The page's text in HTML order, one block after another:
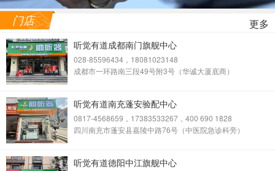
门店 更多
听觉有道成都南门旗舰中心
028-85596434，18081023148
成都市一环路南三段49号附3号（华诚大厦底商）
听觉有道南充蓬安验配中心
0817-4568659，17383533267，400 690 1828
四川南充市蓬安县嘉陵中路76号（中医院急诊科旁）
听觉有道德阳中江旗舰中心